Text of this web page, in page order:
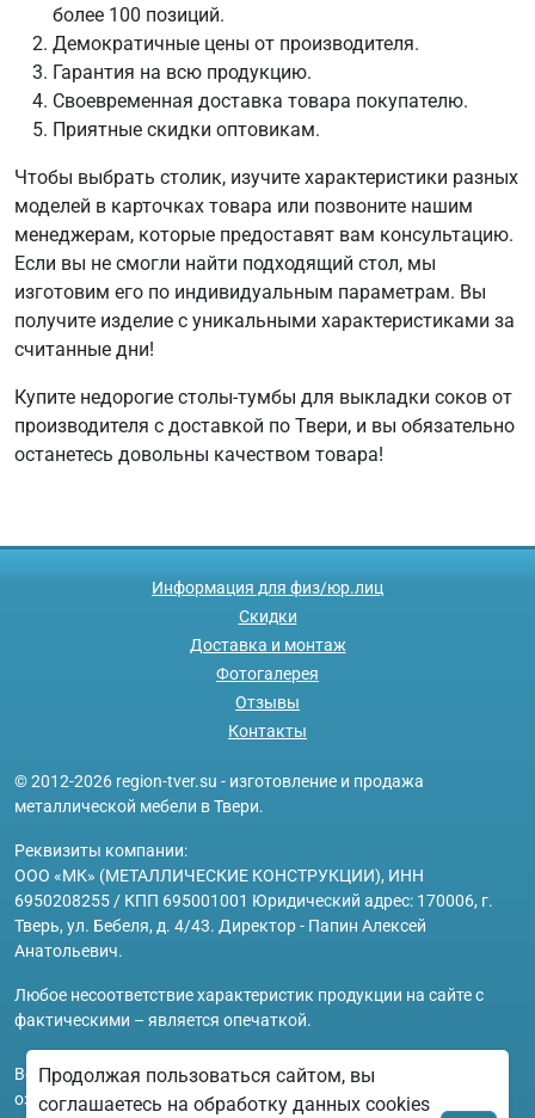
более 100 позиций.
Демократичные цены от производителя.
Гарантия на всю продукцию.
Своевременная доставка товара покупателю.
Приятные скидки оптовикам.
Чтобы выбрать столик, изучите характеристики разных
моделей в карточках товара или позвоните нашим
менеджерам, которые предоставят вам консультацию.
Если вы не смогли найти подходящий стол, мы
изготовим его по индивидуальным параметрам. Вы
получите изделие с уникальными характеристиками за
считанные дни!
Купите недорогие столы-тумбы для выкладки соков от
производителя с доставкой по Твери, и вы обязательно
останетесь довольны качеством товара!
Информация для физ/юр.лиц
Скидки
Доставка и монтаж
Фотогалерея
Отзывы
Контакты
© 2012-2026 region-tver.su - изготовление и продажа
металлической мебели в Твери.
Реквизиты компании:
ООО «МК» (МЕТАЛЛИЧЕСКИЕ КОНСТРУКЦИИ), ИНН
6950208255 / КПП 695001001 Юридический адрес: 170006, г.
Тверь, ул. Бебеля, д. 4/43. Директор - Папин Алексей
Анатольевич.
Любое несоответствие характеристик продукции на сайте с
фактическими – является опечаткой.
Вся информация на сайте region-tver.su носит исключительно
ознакомительный и справочный характер и ни при каких
Продолжая пользоваться сайтом, вы
соглашаетесь на обработку данных cookies